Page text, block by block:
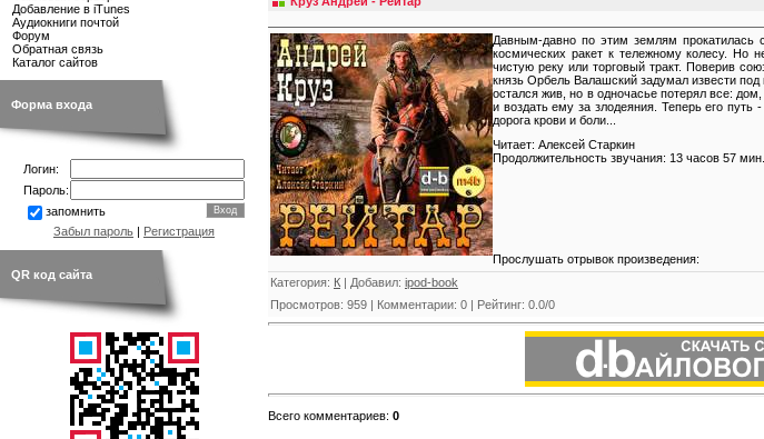
Добавление в iTunes
Аудиокниги почтой
Форум
Обратная связь
Каталог сайтов
Форма входа
Логин:
Пароль:
запомнить
Забыл пароль | Регистрация
QR код сайта
Давным-давно по этим землям прокатилась
космических ракет к тележному колесу. Но
чистую реку или торговый тракт. Поверив
князь Орбель Валашский задумал извести под
остался жив, но в одночасье потерял все:
и воздать ему за злодеяния. Теперь его путь
дорога крови и боли...
Читает: Алексей Старкин
Продолжительность звучания: 13 часов 57 мин.
Прослушать отрывок произведения:
Категория: К | Добавил: ipod-book
Просмотров: 959 | Комментарии: 0 | Рейтинг: 0.0/0
Всего комментариев: 0